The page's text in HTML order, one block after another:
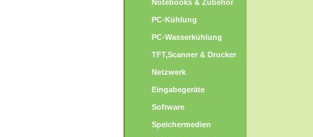
Notebooks & Zubehör
PC-Kühlung
PC-Wasserkühlung
TFT,Scanner & Drucker
Netzwerk
Eingabegeräte
Software
Speichermedien